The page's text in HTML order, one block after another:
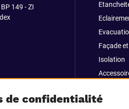
de confidentialité
149 - ZI
Façade
Isolation
Outillage